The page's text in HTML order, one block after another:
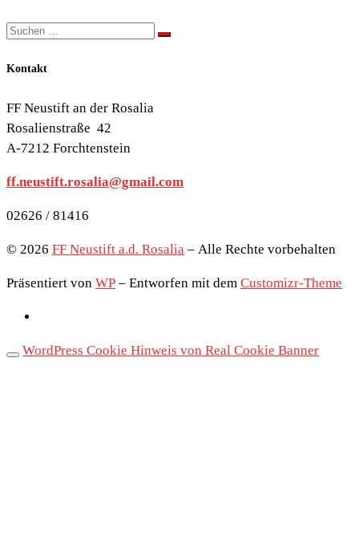
Suche
Suchen …
Kontakt
FF Neustift an der Rosalia
Rosalienstraße 42
A-7212 Forchtenstein
ff.neustift.rosalia@gmail.com
02626 / 81416
© 2026 FF Neustift a.d. Rosalia – Alle Rechte vorbehalten
Präsentiert von WP – Entworfen mit dem Customizr-Theme
WordPress Cookie Hinweis von Real Cookie Banner